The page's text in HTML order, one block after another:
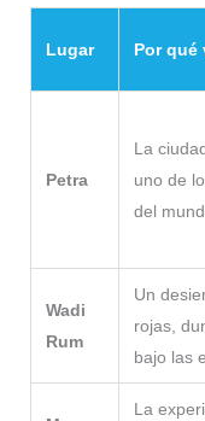
Lugar Por qué
Petra
La
uno de
del
Wadi
Rum
Un
rojas,
bajo las
La